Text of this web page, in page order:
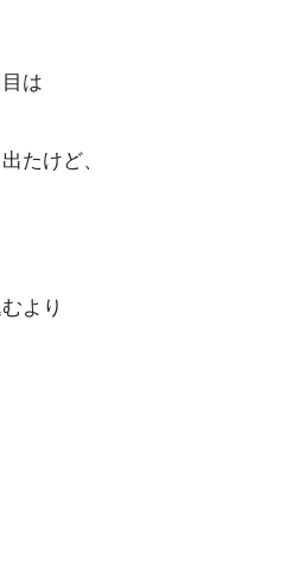
は
たけど、
より